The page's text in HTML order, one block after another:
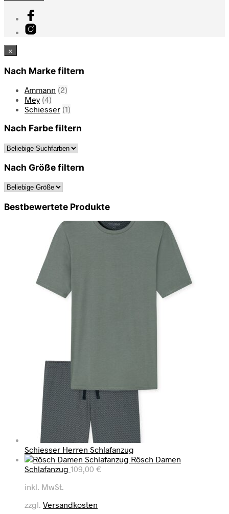
×
Nach Marke filtern
Ammann (2)
Mey (4)
Schiesser (1)
Nach Farbe filtern
Nach Größe filtern
Bestbewertete Produkte
Schiesser Herren Schlafanzug
Rösch Damen
Schlafanzug 109,00 €
inkl. MwSt.
zzgl. Versandkosten